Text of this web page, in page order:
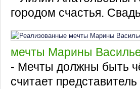
городом счастья.
мечты Марины
- Мечты должны быть
считает